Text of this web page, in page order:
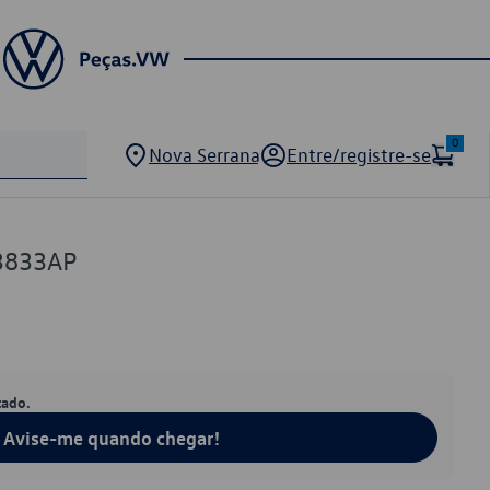
Nova Serrana Entre/registre-se
0
Avise-me quando chegar!